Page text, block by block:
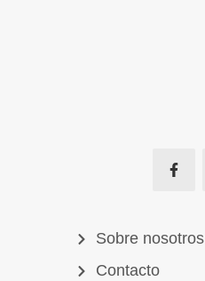
Sobre nosotros
Contacto